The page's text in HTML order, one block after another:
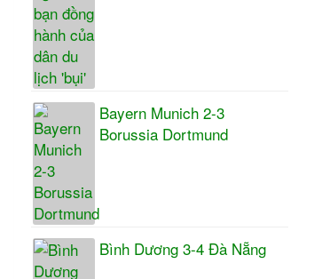
Bayern Munich 2-3
Borussia Dortmund
Bình Dương 3-4 Đà Nẵng